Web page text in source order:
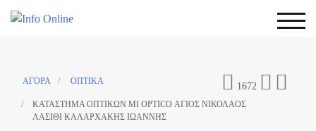
1672
ΑΓΟΡΑ ΟΠΤΙΚΑ
ΚΑΤΑΣΤΗΜΑ ΟΠΤΙΚΩΝ MI OPTICO ΑΓΙΟΣ ΝΙΚΟΛΑΟΣ
ΛΑΣΙΘΙ ΚΑΛΑΡΧΑΚΗΣ ΙΩΑΝΝΗΣ